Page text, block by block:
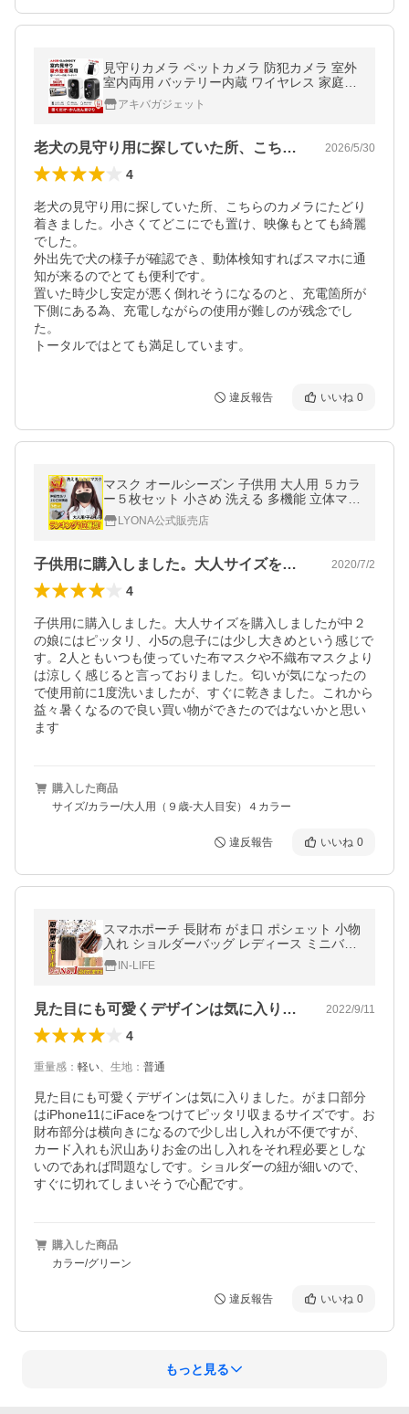
見守りカメラ ペットカメラ 防犯カメラ 室外
室内両用 バッテリー内蔵 ワイヤレス 家庭用
監視カメラ スマホ通話 400万画素 センサー
ライト SD録画 上書き録画
アキバガジェット
老犬の見守り用に探していた所、こちらの… 2026/5/30
4
老犬の見守り用に探していた所、こちらのカメラにたどり
着きました。小さくてどこにでも置け、映像もとても綺麗
でした。
外出先で犬の様子が確認でき、動体検知すればスマホに通
知が来るのでとても便利です。
置いた時少し安定が悪く倒れそうになるのと、充電箇所が
下側にある為、充電しながらの使用が難しのが残念でし
た。
トータルではとても満足しています。
違反報告 いいね 0
マスク オールシーズン 子供用 大人用 ５カラ
ー５枚セット 小さめ 洗える 多機能 立体マス
ク 紫外線 UV 保湿 吸湿 予防
LYONA公式販売店
子供用に購入しました。大人サイズを購入… 2020/7/2
4
子供用に購入しました。大人サイズを購入しましたが中２
の娘にはピッタリ、小5の息子には少し大きめという感じで
す。2人ともいつも使っていた布マスクや不織布マスクより
は涼しく感じると言っておりました。匂いが気になったの
で使用前に1度洗いましたが、すぐに乾きました。これから
益々暑くなるので良い買い物ができたのではないかと思い
ます
購入した商品
サイズ/カラー/大人用（９歳-大人目安）４カラー
違反報告 いいね 0
スマホポーチ 長財布 がま口 ポシェット 小物
入れ ショルダーバッグ レディース ミニバッ
グ 携帯ポーチ 肩掛け 首掛け
IN-LIFE
見た目にも可愛くデザインは気に入りまし… 2022/9/11
4
重量感 ： 軽い、 生地 ： 普通
見た目にも可愛くデザインは気に入りました。がま口部分
はiPhone11にiFaceをつけてピッタリ収まるサイズです。お
財布部分は横向きになるので少し出し入れが不便ですが、
カード入れも沢山ありお金の出し入れをそれ程必要としな
いのであれば問題なしです。ショルダーの紐が細いので、
すぐに切れてしまいそうで心配です。
購入した商品
カラー/グリーン
違反報告 いいね 0
もっと見る